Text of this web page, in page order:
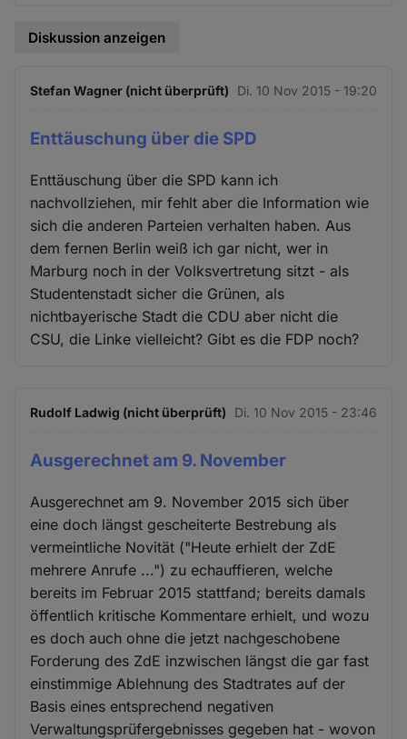
Diskussion anzeigen
Stefan Wagner (nicht überprüft) Di. 10 Nov 2015 - 19:20
Enttäuschung über die SPD
Enttäuschung über die SPD kann ich
nachvollziehen, mir fehlt aber die Information wie
sich die anderen Parteien verhalten haben. Aus
dem fernen Berlin weiß ich gar nicht, wer in
Marburg noch in der Volksvertretung sitzt - als
Studentenstadt sicher die Grünen, als
nichtbayerische Stadt die CDU aber nicht die
CSU, die Linke vielleicht? Gibt es die FDP noch?
Rudolf Ladwig (nicht überprüft) Di. 10 Nov 2015 - 23:46
Ausgerechnet am 9. November
Ausgerechnet am 9. November 2015 sich über
eine doch längst gescheiterte Bestrebung als
vermeintliche Novität ("Heute erhielt der ZdE
mehrere Anrufe ...") zu echauffieren, welche
bereits im Februar 2015 stattfand; bereits damals
öffentlich kritische Kommentare erhielt, und wozu
es doch auch ohne die jetzt nachgeschobene
Forderung des ZdE inzwischen längst die gar fast
einstimmige Ablehnung des Stadtrates auf der
Basis eines entsprechend negativen
Verwaltungsprüfergebnisses gegeben hat - wovon